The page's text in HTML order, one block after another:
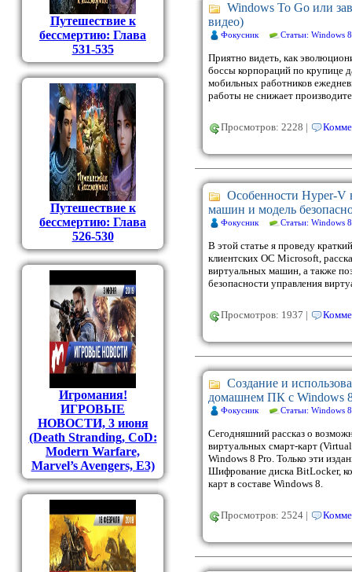
Путешествие к
бессмертию: Глава
531-535
Путешествие к
бессмертию: Глава
526-530
Игромания!
ИГРОВЫЕ
НОВОСТИ, 3 июня
(Death Stranding, CoD:
Modern Warfare,
Marvel’s Avengers, E3)
Windows To Go или
видео)
Фокусник Статьи: Windows 8
Приятно видеть, как
боссы корпораций по крупице
мобильных работников
работы не снижает
Просмотров: 2228 |
Особенности Hyper-V
машин и модель
Фокусник Статьи: Windows 8
В этой статье я проведу
клиентских ОС Microsoft,
виртуальных машин, а также
безопасности управления
Просмотров: 1937 |
Создание и
домашнем ПК с Windows
Фокусник Статьи: Windows 8
Сегодняшний рассказ о
виртуальных смарт-карт
Windows 8 Pro. Только эти
Шифрование диска BitLocker,
карт в составе Windows 8.
Просмотров: 2524 |